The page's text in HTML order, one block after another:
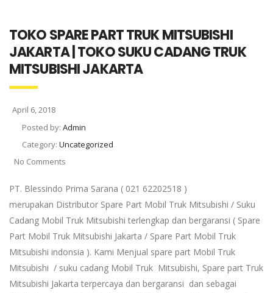
TOKO SPARE PART TRUK MITSUBISHI
JAKARTA | TOKO SUKU CADANG TRUK
MITSUBISHI JAKARTA
April 6, 2018
Posted by: Admin
Category: Uncategorized
No Comments
PT. Blessindo Prima Sarana ( 021 62202518 )
merupakan Distributor Spare Part Mobil Truk Mitsubishi / Suku
Cadang Mobil Truk Mitsubishi terlengkap dan bergaransi ( Spare
Part Mobil Truk Mitsubishi Jakarta / Spare Part Mobil Truk
Mitsubishi indonsia ). Kami Menjual spare part Mobil Truk
Mitsubishi / suku cadang Mobil Truk Mitsubishi, Spare part Truk
Mitsubishi Jakarta terpercaya dan bergaransi dan sebagai